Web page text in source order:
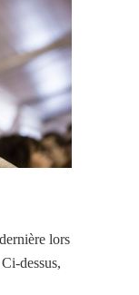
lors
dessus,